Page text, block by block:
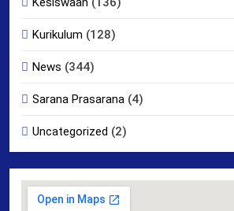
Kurikulum (128)
News (344)
Sarana Prasarana (4)
Uncategorized (2)